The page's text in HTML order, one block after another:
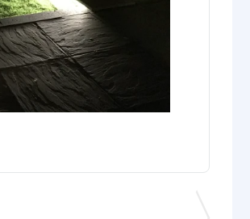
4-pins stekker type vrouw